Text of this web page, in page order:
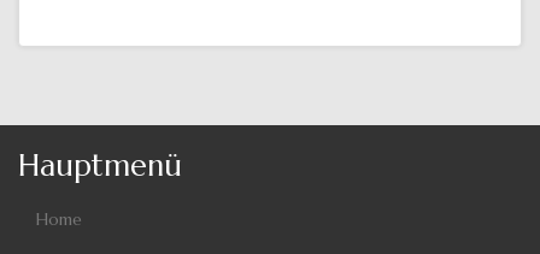
Hauptmenü
Home